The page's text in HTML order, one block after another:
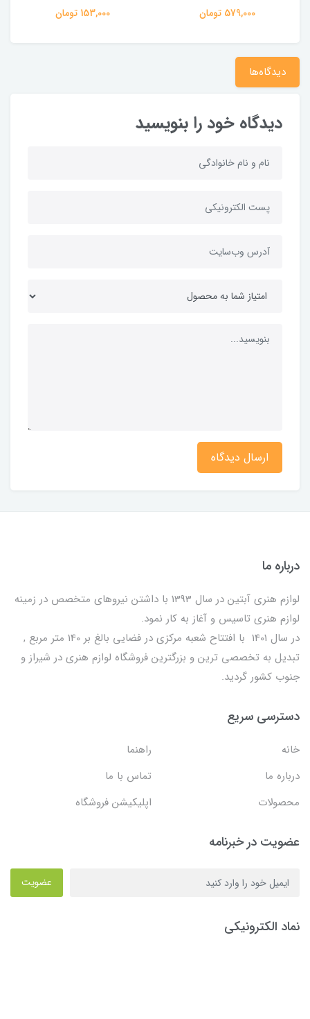
579,000 تومان 153,000 تومان
دیدگاه‌ها
دیدگاه خود را بنویسید
ارسال دیدگاه
درباره ما
لوازم هنری آبتین در سال 1393 با داشتن نیروهای متخصص در زمینه
لوازم هنری تاسیس و آغاز به کار نمود.
در سال 1401 با افتتاح شعبه مرکزی در فضایی بالغ بر 140 متر مربع ,
تبدیل به تخصصی ترین و بزرگترین فروشگاه لوازم هنری در شیراز و
جنوب کشور گردید.
دسترسی سریع
خانه
راهنما
درباره ما
تماس با ما
محصولات
اپلیکیشن فروشگاه
عضویت در خبرنامه
عضویت
نماد الکترونیکی